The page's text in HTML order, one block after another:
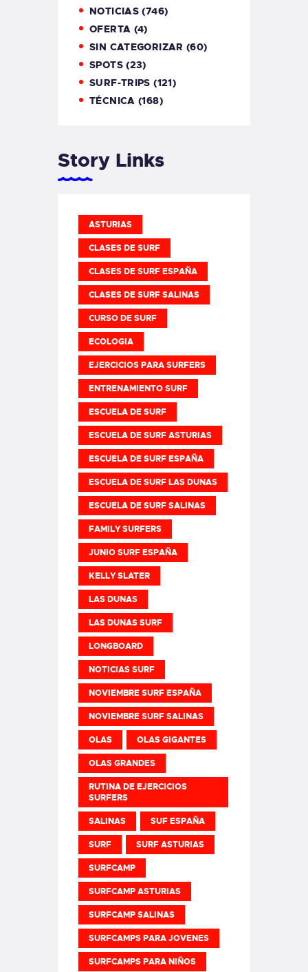
NOTICIAS (746)
OFERTA (4)
SIN CATEGORIZAR (60)
SPOTS(23)
SURF-TRIPS (121)
TÉCNICA (168)
Story Links
ASTURIAS
CLASES DE SURF
CLASES DE SURF ESPAÑA
CLASES DE SURF SALINAS
CURSO DE SURF
ECOLOGIA
EJERCICIOS PARA SURFERS
ENTRENAMIENTO SURF
ESCUELA DE SURF
ESCUELA DE SURF ASTURIAS
ESCUELA DE SURF ESPAÑA
ESCUELA DE SURF LAS DUNAS
ESCUELA DE SURF SALINAS
FAMILY SURFERS
JUNIO SURF ESPAÑA
KELLY SLATER
LAS DUNAS
LAS DUNAS SURF
LONGBOARD
NOTICIAS SURF
NOVIEMBRE SURF ESPAÑA
NOVIEMBRE SURF SALINAS
OLAS OLAS GIGANTES
OLAS GRANDES
RUTINA DE EJERCICIOS
SURFERS
SALINAS SUF ESPAÑA
SURF SURF ASTURIAS
SURFCAMP
SURFCAMP ASTURIAS
SURFCAMP SALINAS
SURFCAMPS PARA JOVENES
SURFCAMPS PARA NIÑOS